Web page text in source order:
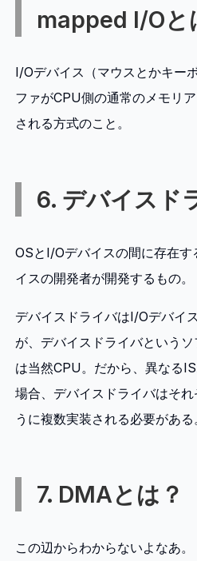
mapped I/Oと
I/Oデバイス（マウスとかキー
ファがCPU側の通常のメモリ
される方式のこと。
6. デバイスド
OSとI/Oデバイスの間に存在
イスの開発者が開発するもの。
デバイスドライバはI/Oデバイ
が、デバイスドライバという
は当然CPU。だから、異なる
場合、デバイスドライバはそ
うに複数実装される必要がある
7. DMAとは？
この辺からわからないよなあ。